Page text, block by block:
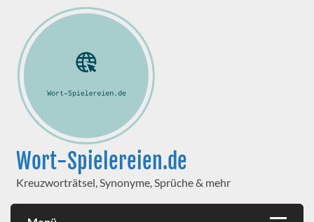
Wort-Spielereien.de
Kreuzworträtsel, Synonyme, Sprüche & mehr